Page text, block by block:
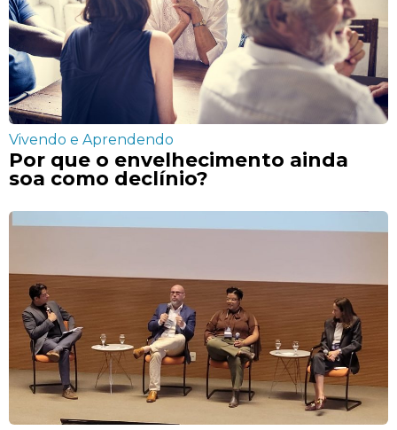
Vivendo e Aprendendo
Por que o envelhecimento ainda
soa como declínio?